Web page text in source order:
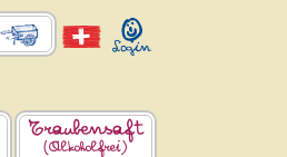
Traubensaft
(Alkoholfrei)